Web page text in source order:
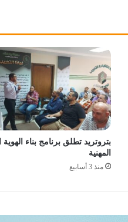
بتروتريد تطلق برنامج بناء
المهنية
منذ 3 أسابيع